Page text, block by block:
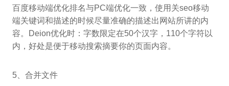
百度移动端优化排名与PC端优化一致，使用关seo移动
端关键词和描述的时候尽量准确的描述出网站所讲的内
容。Deion优化时：字数限定在50个汉字，110个字符以
内，好处是便于移动搜索摘要你的页面内容。
5、合并文件